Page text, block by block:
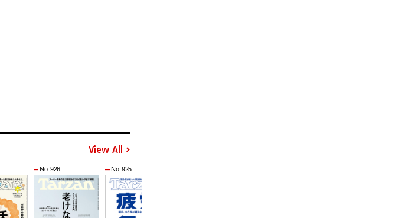
View All
No. 926 No. 925